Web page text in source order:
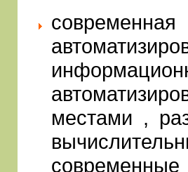
местами ,